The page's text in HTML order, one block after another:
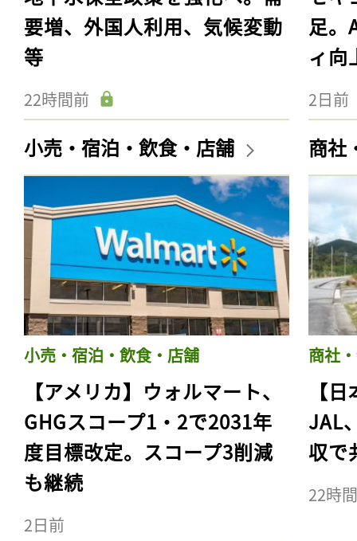
要増、外国人利用、気候変動
等
22時間前
足。
ィ向
2日前
小売・宿泊・飲食・店舗
小売・宿泊・飲食・店舗
【アメリカ】ウォルマート、
GHGスコープ1・2で2031年
度目標改定。スコープ3削減
も継続
2日前
商社
商社
【
JAL
収で
22時